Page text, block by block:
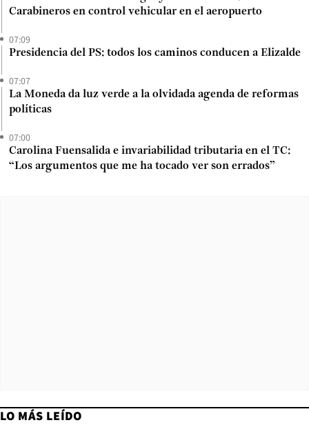
Carabineros en control vehicular en el aeropuerto
07:09
Presidencia del PS: todos los caminos conducen a Elizalde
07:07
La Moneda da luz verde a la olvidada agenda de reformas
políticas
07:00
Carolina Fuensalida e invariabilidad tributaria en el TC:
“Los argumentos que me ha tocado ver son errados”
LO MÁS LEÍDO